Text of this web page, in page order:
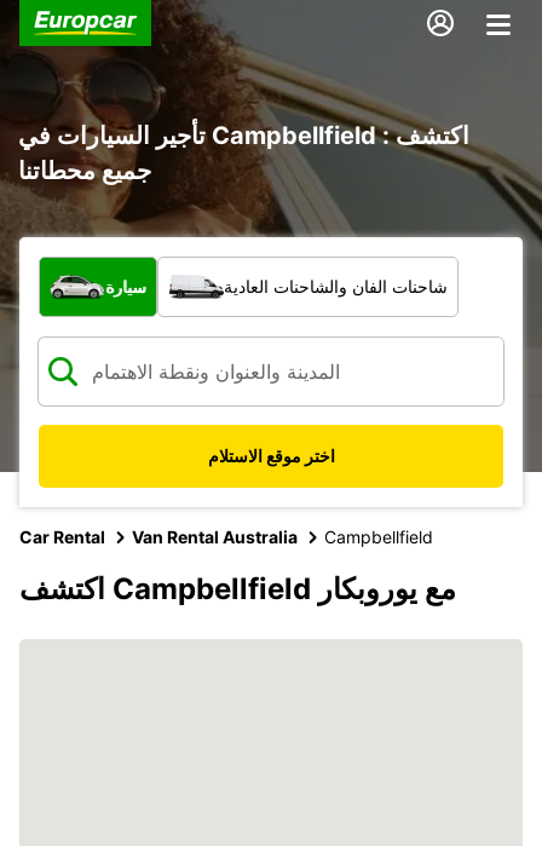
تأجير السيارات في Campbellfield : اكتشف
جميع محطاتنا
ما نوع المركبة؟
سيارة شاحنات الفان والشاحنات العادية
اختر موقع الاستلام
Car Rental Van Rental Australia Campbellfield
اكتشف Campbellfield مع يوروبكار